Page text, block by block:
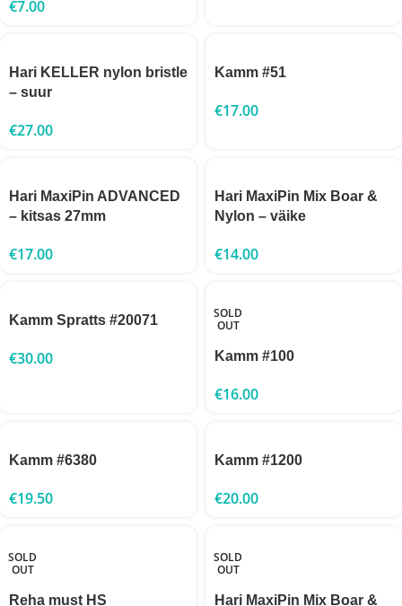
€7.00
Hari KELLER nylon bristle
– suur
€27.00
Kamm #51
€17.00
Hari MaxiPin ADVANCED
– kitsas 27mm
€17.00
Hari MaxiPin Mix Boar &
Nylon – väike
€14.00
Kamm Spratts #20071
€30.00
SOLD
OUT
Kamm #100
€16.00
Kamm #6380
€19.50
Kamm #1200
€20.00
SOLD
OUT
Reha must HS
SOLD
OUT
Hari MaxiPin Mix Boar &